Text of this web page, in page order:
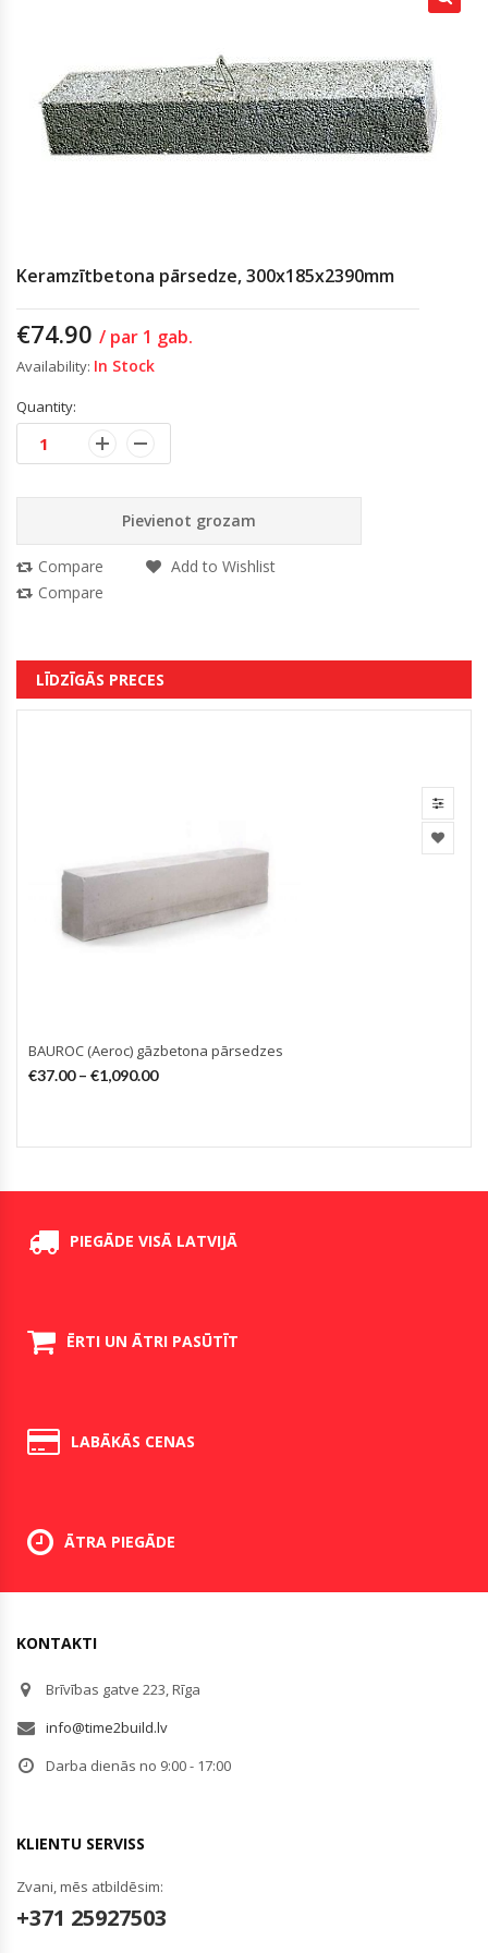
Keramzītbetona pārsedze, 300x185x2390mm
€74.90 / par 1 gab.
Availability: In Stock
Quantity:
Pievienot grozam
Compare
Add to Wishlist
Compare
LĪDZĪGĀS PRECES
BAUROC (Aeroc) gāzbetona pārsedzes
€37.00– €1,090.00
PIEGĀDE VISĀ LATVIJĀ
ĒRTI UN ĀTRI PASŪTĪT
LABĀKĀS CENAS
ĀTRA PIEGĀDE
KONTAKTI
Brīvības gatve 223, Rīga
info@time2build.lv
Darba dienās no 9:00 - 17:00
KLIENTU SERVISS
Zvani, mēs atbildēsim:
+371 25927503